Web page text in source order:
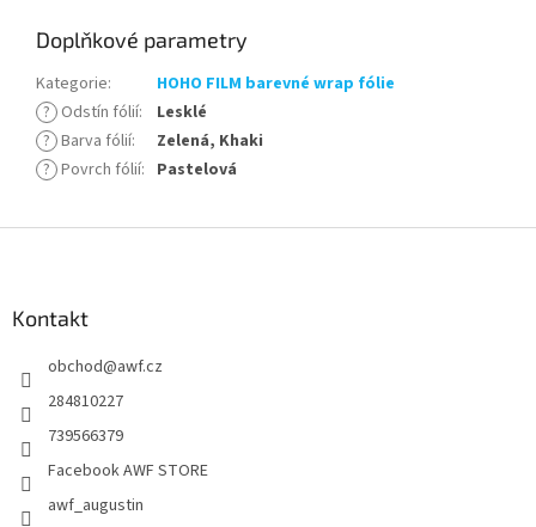
Doplňkové parametry
Kategorie:
HOHO FILM barevné wrap fólie
? Odstín fólií:
Lesklé
? Barva fólií:
Zelená, Khaki
? Povrch fólií: Pastelová
Kontakt
obchod@awf.cz
284810227
739566379
Facebook AWF STORE
awf_augustin